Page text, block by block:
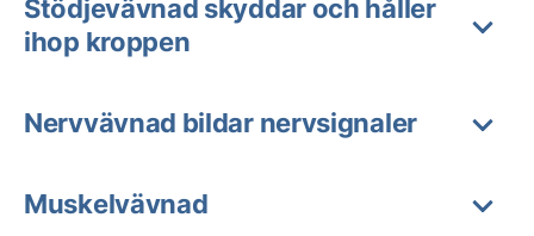
Stödjevävnad skyddar och håller
ihop kroppen
Nervvävnad bildar nervsignaler
Muskelvävnad